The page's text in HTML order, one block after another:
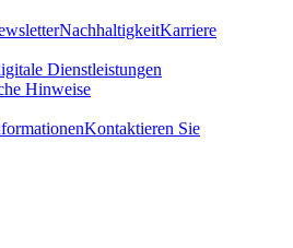
NachhaltigkeitKarriere
Dienstleistungen
Hinweise
Kontaktieren Sie